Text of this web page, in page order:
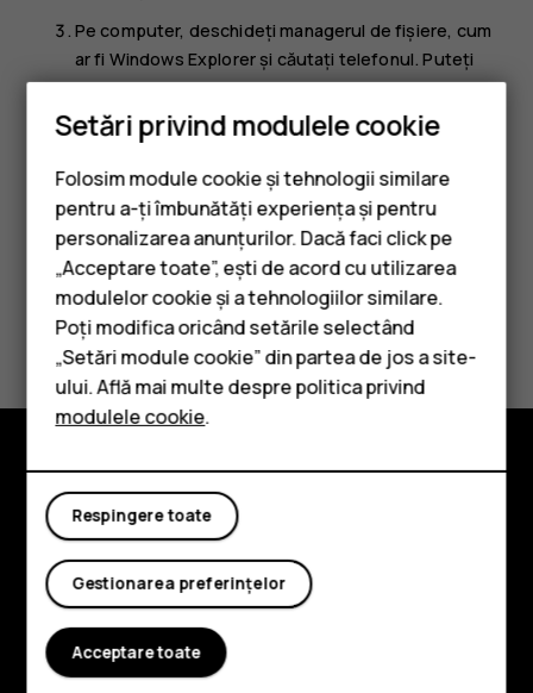
Smartphone-uri
Telefoane clasice
Accesorii
Tablete
Pe computer, deschideți managerul de fișiere, cum
ar fi Windows Explorer și căutați telefonul. Puteți
vedea conținutul stocat pe telefon și pe cardul de
memorie, dacă acesta este introdus.
Considerați utile aceste informații?
Da Nu
Explorează
Despre
Planet and people
Asistență
Setări privind modulele cookie
Folosim module cookie și tehnologii similare
pentru a-ți îmbunătăți experiența și pentru
personalizarea anunțurilor. Dacă faci click pe
„Acceptare toate”, ești de acord cu utilizarea
modulelor cookie și a tehnologiilor similare.
Poți modifica oricând setările selectând
„Setări module cookie” din partea de jos a site-
ului. Află mai multe despre politica privind
modulele cookie.
Respingere toate
Gestionarea preferințelor
Acceptare toate